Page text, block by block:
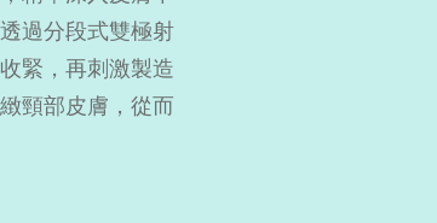
過分段式雙極射
緊，再刺激製造
頸部皮膚，從而